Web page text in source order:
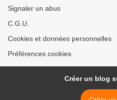
Signaler un abus
C.G.U.
Cookies et données personnelles
Préférences cookies
Créer un blog